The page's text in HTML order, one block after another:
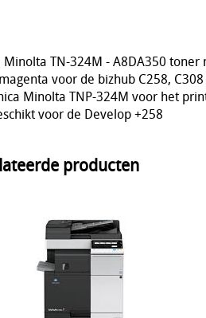
Minolta TN-324M - A8DA350
voor de bizhub C258,
Minolta TNP-324M voor het
voor de Develop +258
producten